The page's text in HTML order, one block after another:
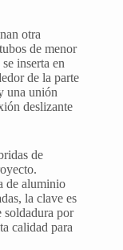
otra
de menor
inserta en
de la parte
una unión
deslizante
de
de aluminio
la clave es
soldadura por
calidad para